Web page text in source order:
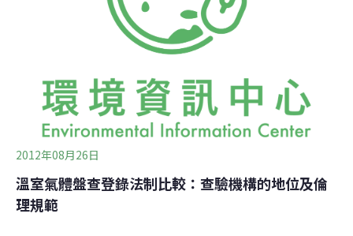
供資料澳國國家溫室氣體及能源申報法section 20 (3)在實
施盤查的過程中，若有相關資訊係由第三人持有，且控制
公司對於該第三人並無資訊請求之權利時，溫室氣體及能
將面臨行政裁罰。
2012年08月26日
溫室氣體盤查登錄法制比較：查驗機構的地位及倫
理規範